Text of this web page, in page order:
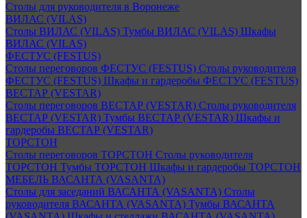
Столы для руководителя в Воронеже
ВИЛАС (VILAS)
Столы ВИЛАС (VILAS) Тумбы ВИЛАС (VILAS) Шкафы
ВИЛАС (VILAS)
ФЕСТУС (FESTUS)
Столы переговоров ФЕСТУС (FESTUS) Столы руководителя
ФЕСТУС (FESTUS) Шкафы и гардеробы ФЕСТУС (FESTUS)
ВЕСТАР (VESTAR)
Столы переговоров ВЕСТАР (VESTAR) Столы руководителя
ВЕСТАР (VESTAR) Тумбы ВЕСТАР (VESTAR) Шкафы и
гардеробы ВЕСТАР (VESTAR)
ТОРСТОН
Столы переговоров ТОРСТОН Столы руководителя
ТОРСТОН Тумбы ТОРСТОН Шкафы и гардеробы ТОРСТОН
МЕБЕЛЬ ВАСАНТА (VASANTA)
Столы для заседаний ВАСАНТА (VASANTA) Столы
руководителя ВАСАНТА (VASANTA) Тумбы ВАСАНТА